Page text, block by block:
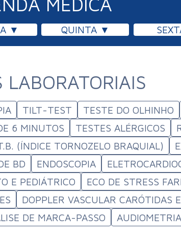
QUINTA
LABORATORIAIS
TILT-TEST TESTE DO OLHINHO
6 MINUTOS TESTES ALÉRGICOS
(ÍNDICE TORNOZELO BRAQUIAL)
BD
ENDOSCOPIA
E PEDIÁTRICO
ECO DE STRESS
DOPPLER VASCULAR CARÓTIDAS
DE MARCA-PASSO AUDIOMETRIA